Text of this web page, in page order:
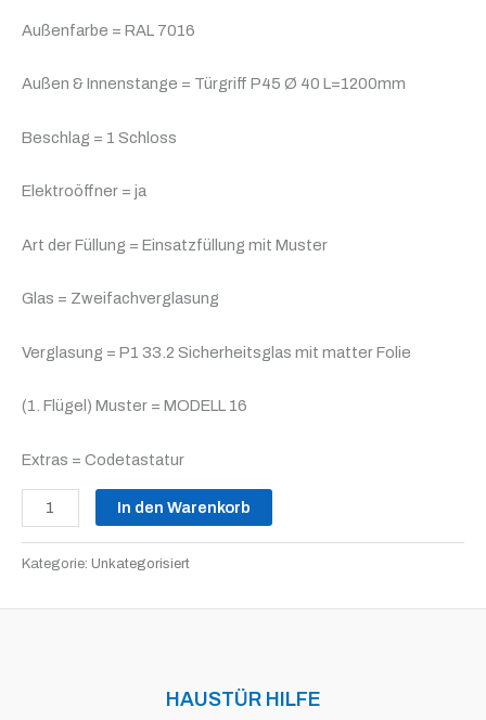
Außenfarbe = RAL 7016
Außen & Innenstange = Türgriff P45 Ø 40 L=1200mm
Beschlag = 1 Schloss
Elektroöffner = ja
Art der Füllung = Einsatzfüllung mit Muster
Glas = Zweifachverglasung
Verglasung = P1 33.2 Sicherheitsglas mit matter Folie
(1. Flügel) Muster = MODELL 16
Extras = Codetastatur
In den Warenkorb
Kategorie: Unkategorisiert
HAUSTÜR HILFE